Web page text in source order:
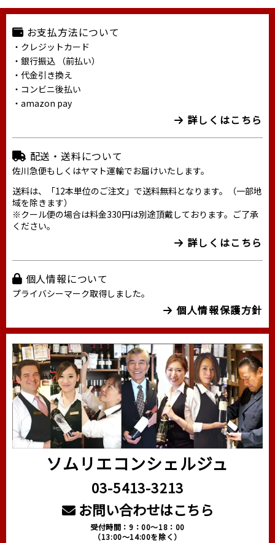
お支払方法について
・クレジットカード
・銀行振込 （前払い）
・代金引き換え
・コンビニ後払い
・amazon pay
詳しくはこちら
配送・送料について
佐川急便もしくはヤマト運輸でお届けいたします。
送料は、「12本単位のご注文」で送料無料となります。（一部地
域を除きます）
※クール便の場合は料金330円は別途頂戴しております。ご了承
ください。
詳しくはこちら
個人情報について
プライバシーマーク取得しました。
個人情報保護方針
ソムリエコンシェルジュ
03-5413-3213
お問い合わせはこちら
受付時間：9：00～18：00
（13:00～14:00を除く）